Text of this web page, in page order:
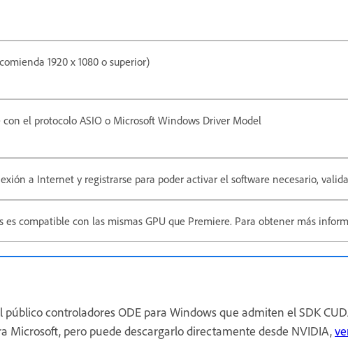
1920 x 1080 o superior)
el protocolo ASIO o Microsoft Windows Driver Model
a Internet y registrarse para poder activar el software necesario,
es compatible con las mismas GPU que Premiere. Para obtener más
controladores ODE para Windows que admiten el SDK
Microsoft, pero puede descargarlo directamente desde NVIDIA,